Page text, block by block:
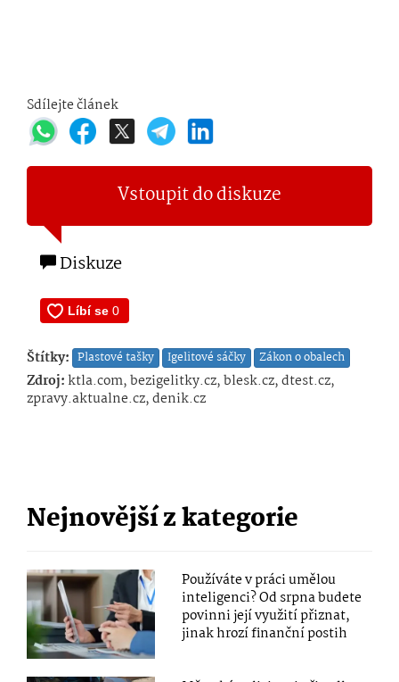
Sdílejte článek
Vstoupit do diskuze
Diskuze
Štítky: Plastové tašky Igelitové sáčky Zákon o obalech
Zdroj:ktla.com, bezigelitky.cz, blesk.cz, dtest.cz,
zpravy.aktualne.cz, denik.cz
Nejnovější z kategorie
Používáte v práci umělou
inteligenci? Od srpna budete
povinni její využití přiznat,
jinak hrozí finanční postih